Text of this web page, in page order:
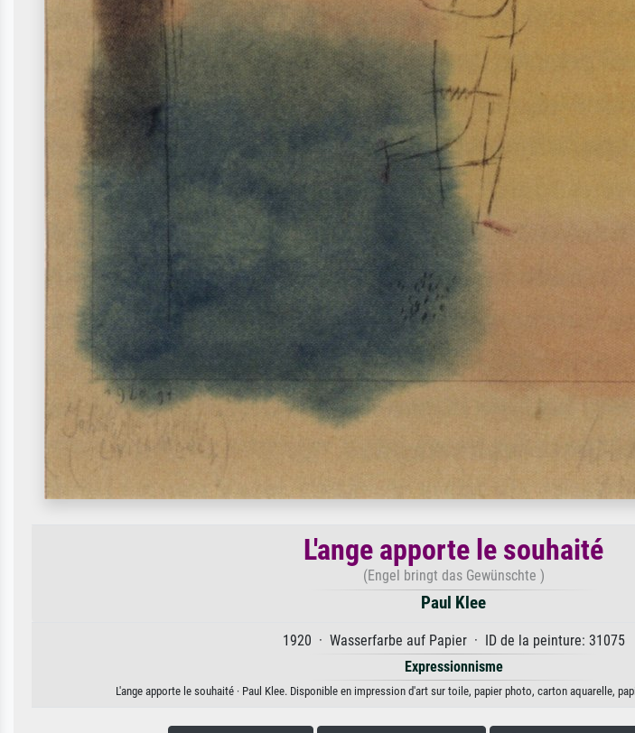
L'ange apporte le souhaité
(Engel bringt das Gewünschte )
Paul Klee
1920 · Wasserfarbe auf Papier · ID de la peinture: 31075
Expressionnisme
L'ange apporte le souhaité · Paul Klee. Disponible en impression d'art sur toile, papier photo, carton aquarelle,